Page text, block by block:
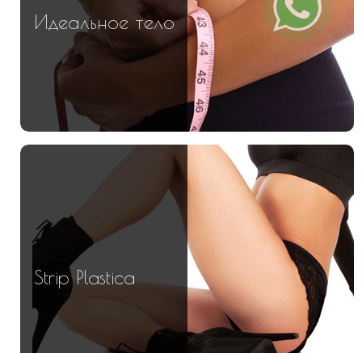
Идеальное тело
Strip Plastica